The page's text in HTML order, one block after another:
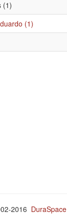
(1)
(1)
2016 DuraSpace